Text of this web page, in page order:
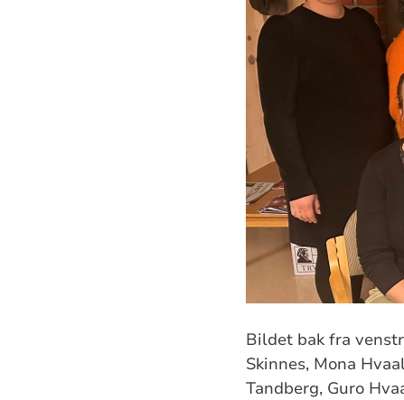
Bildet bak fra
Skinnes, Mona
Tandberg, Guro